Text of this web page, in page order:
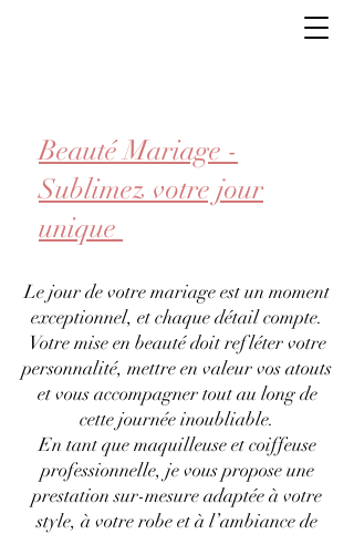
Beauté Mariage -
Sublimez votre jour
unique
Le jour de votre mariage est un moment
exceptionnel, et chaque détail compte.
Votre mise en beauté doit refléter votre
personnalité, mettre en valeur vos atouts
et vous accompagner tout au long de
cette journée inoubliable.
En tant que maquilleuse et coiffeuse
professionnelle, je vous propose une
prestation sur-mesure adaptée à votre
style, à votre robe et à l’ambiance de